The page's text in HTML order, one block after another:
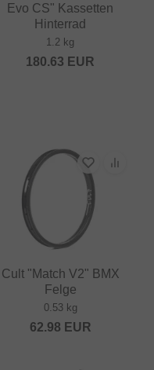
Evo CS" Kassetten
Hinterrad
1.2 kg
180.63 EUR
Cult "Match V2" BMX
Felge
0.53 kg
62.98 EUR